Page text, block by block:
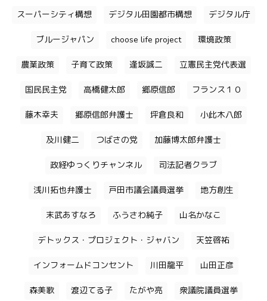
スーパーシティ構想 デジタル田園都市構想 デジタル庁
ブルージャパン choose life project 環境政策
農業政策 子育て政策 逢坂誠二 立憲民主党代表選
国民民主党 高橋健太郎 郷原信郎 フランス１０
藤木幸夫 郷原信郎弁護士 坪倉良和 小此木八郎
及川健二 つばさの党 加藤博太郎弁護士
政経ゆっくりチャンネル 司法記者クラブ
浅川拓也弁護士 戸田市議会議員選挙 地方創生
末武あすなろ ふうさわ純子 山名かなこ
デトックス・プロジェクト・ジャバン 天笠啓祐
インフォームドコンセント 川田龍平 山田正彦
森美歌 渡辺てる子 たがや亮 衆議院議員選挙